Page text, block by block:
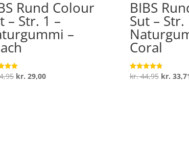
Rund Colour
– Str. 1 –
–
Den
kr. 29,00Den
BIBS
Sut – Str.
Coral
Vurderet
4.8
kr.44,95 Den
kr.